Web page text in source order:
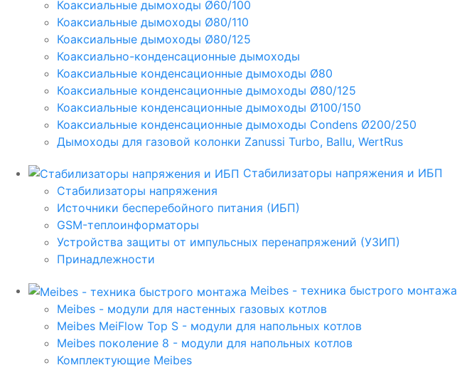
Коаксиальные дымоходы Ø60/100
Коаксиальные дымоходы Ø80/110
Коаксиальные дымоходы Ø80/125
Коаксиально-конденсационные дымоходы
Коаксиальные конденсационные дымоходы Ø80
Коаксиальные конденсационные дымоходы Ø80/125
Коаксиальные конденсационные дымоходы Ø100/150
Коаксиальные конденсационные дымоходы Condens Ø200/250
Дымоходы для газовой колонки Zanussi Turbo, Ballu, WertRus
Стабилизаторы напряжения и ИБП
Стабилизаторы напряжения
Источники бесперебойного питания (ИБП)
GSM-теплоинформаторы
Устройства защиты от импульсных перенапряжений (УЗИП)
Принадлежности
Meibes - техника быстрого монтажа
Meibes - модули для настенных газовых котлов
Meibes MeiFlow Top S - модули для напольных котлов
Meibes поколение 8 - модули для напольных котлов
Комплектующие Meibes